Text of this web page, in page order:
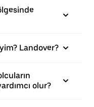
Landover?
olur?